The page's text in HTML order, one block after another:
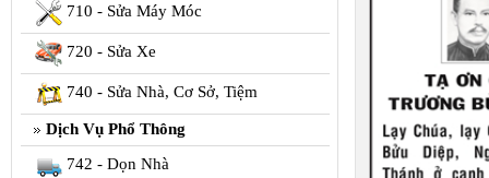
710 - Sửa Máy Móc
720 - Sửa Xe
740 - Sửa Nhà, Cơ Sở, Tiệm
Dịch Vụ Phổ Thông
742 - Dọn Nhà